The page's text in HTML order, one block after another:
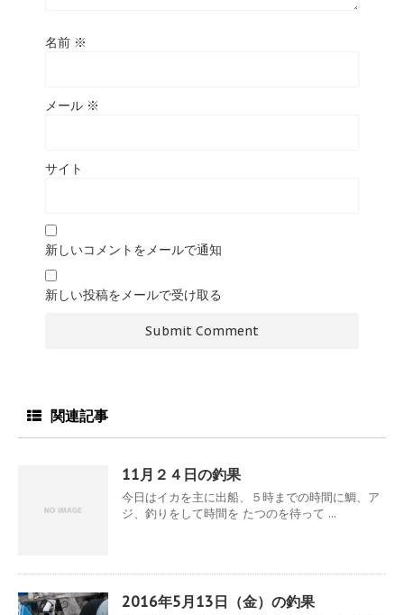
名前 ※
メール ※
サイト
新しいコメントをメールで通知
新しい投稿をメールで受け取る
関連記事
11月２４日の釣果
今日はイカを主に出船、５時までの時間に鯛、ア
ジ、釣りをして時間を たつのを待って ...
2016年5月13日（金）の釣果